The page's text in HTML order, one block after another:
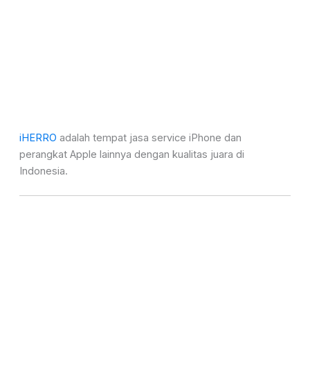
iHERRO adalah tempat jasa service iPhone dan
perangkat Apple lainnya dengan kualitas juara di
Indonesia.